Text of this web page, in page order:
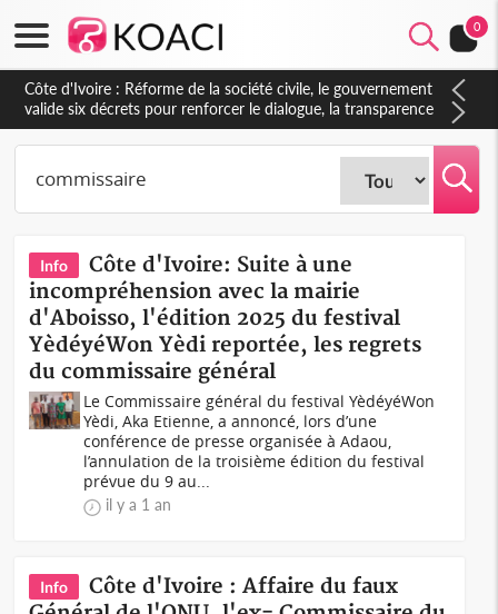
0
Côte d'Ivoire : Réforme de la société civile, le gouvernement
valide six décrets pour renforcer le dialogue, la transparence
et la gouvernance des OSC
Info
Côte d'Ivoire: Suite à une
incompréhension avec la mairie
d'Aboisso, l'édition 2025 du festival
YèdéyéWon Yèdi reportée, les regrets
du commissaire général
Le Commissaire général du festival YèdéyéWon
Yèdi, Aka Etienne, a annoncé, lors d’une
conférence de presse organisée à Adaou,
l’annulation de la troisième édition du festival
prévue du 9 au...
il y a 1 an
Info
Côte d'Ivoire : Affaire du faux